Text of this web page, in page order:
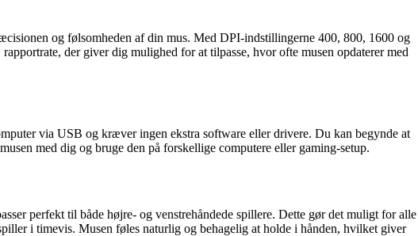
og følsomheden af din mus. Med DPI-indstillingerne 400, 800, 1600 og
der giver dig mulighed for at tilpasse, hvor ofte musen opdaterer med
via USB og kræver ingen ekstra software eller drivere. Du kan begynde at
med dig og bruge den på forskellige computere eller gaming-setup.
perfekt til både højre- og venstrehåndede spillere. Dette gør det muligt for alle
i timevis. Musen føles naturlig og behagelig at holde i hånden, hvilket giver